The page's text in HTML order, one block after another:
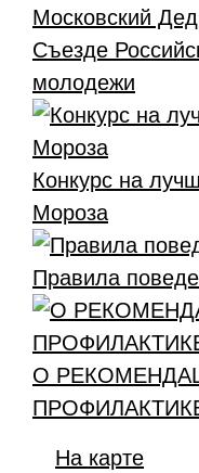
Московский
Съезде
молодежи
Конкурс на
Мороза
Правила
О
На карте